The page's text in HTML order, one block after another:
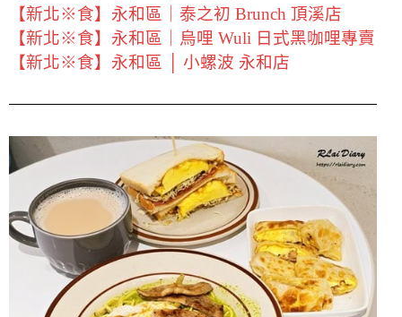
【新北※食】永和區｜泰之初 Brunch 頂溪店
【新北※食】永和區｜烏哩 Wuli 日式黑咖哩專賣
【新北※食】永和區 │ 小螺波 永和店